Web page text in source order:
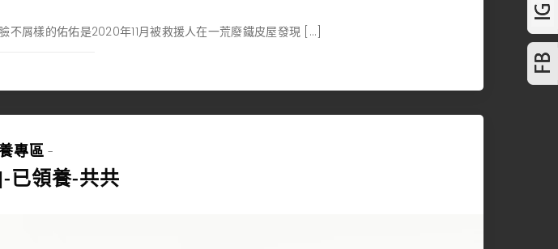
屑樣的佑佑是2020年11月被救援人在一荒廢鐵皮屋發現 […]
專區 -
已領養-共共